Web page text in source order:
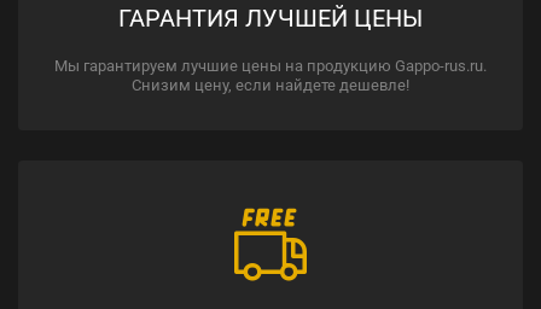
ГАРАНТИЯ ЛУЧШЕЙ ЦЕНЫ
Мы гарантируем лучшие цены на продукцию Gappo-rus.ru.
Снизим цену, если найдете дешевле!